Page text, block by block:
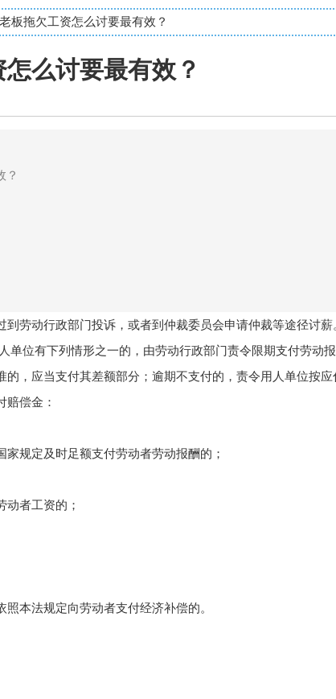
板拖欠工资怎么讨要最有效？
么讨要最有效？
？
到劳动行政部门投诉，或者到仲裁委员会申请仲裁等途径讨
单位有下列情形之一的，由劳动行政部门责令限期支付劳动
的，应当支付其差额部分；逾期不支付的，责令用人单位按
赔偿金：
家规定及时足额支付劳动者劳动报酬的；
动者工资的；
照本法规定向劳动者支付经济补偿的。